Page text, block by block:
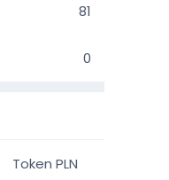
81
0
Token PLN